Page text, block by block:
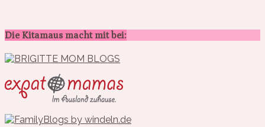
Die Kitamaus macht mit bei: